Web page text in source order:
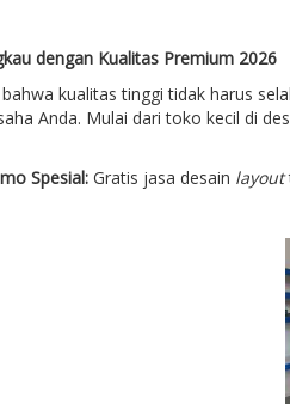
dengan Kualitas Premium 2026
kualitas tinggi tidak harus
Anda. Mulai dari toko kecil di
Spesial:Gratis jasa desain layout